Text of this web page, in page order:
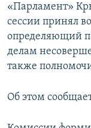
поискуИНФОГРАФИКА
ТЕЛЕПРОЕКТ
СОВЕТЫ
ПРОПАВШИЕ БЕЗ
ПОБЕДИТЕЛЕЙ НЕ
КАК ОБОЙТИ
Українською
ПРИСОЕДИНЯЙТЕСЬ!
«Парламент»
сессии принял
определяющий
делам
также
Об этом